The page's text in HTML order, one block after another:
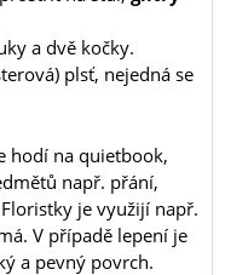
a dvě kočky.
plsť, nejedná se
hodí na quietbook,
např. přání,
je využijí např.
V případě lepení je
a pevný povrch.